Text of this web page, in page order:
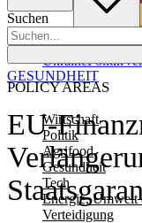
Suchen
POLICY AREAS
Wirtschaft
Politik
Agrifood
Gesundheit
Tech
Energie, Umwelt
Verteidigung
UkrainePolitik
EU-
GESUNDHEIT